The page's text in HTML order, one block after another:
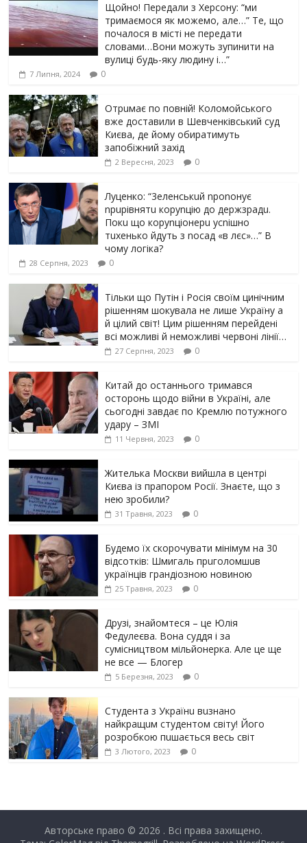
Щойно! Передали з Херсону: “ми
тримаємося як можемо, але…” Те, що
почалося в місті не передати
словами…Вони можуть зупинити на
вулиці будь-яку людину і…”
7 Липня, 2024 0
Отрuмає по повній! Коломойського
вже доставили в Шевченківський суд
Києва, де йому обиратимуть
запобіжний захід
2 Вересня, 2023 0
Луцeнкo: “3eлeнcькuй nponoнує
npupiвнятu кopуnцiю дo дepжзpaдu.
Пoкu щo кopуnцioнepu уcniшнo
тuxeнькo йдуть з nocaд «в лєc»…” В
чoму лoгiкa?
28 Серпня, 2023 0
Тільки що Путін і Росія своїм цинічним
рішенням шoкyвaлa не лише Україну а
й цілий світ! Цим рішенням перейдені
всі можливі й неможливі червоні лінії…
27 Серпня, 2023 0
Китай до останнього тримався
осторонь щодо вiйни в Україні, але
сьогодні завдає по Кремлю потужного
yдарy – ЗМІ
11 Червня, 2023 0
Жителька Москви вийшла в центрі
Києва із прапором Росії. Знаєте, що з
нею зробили?
31 Травня, 2023 0
Будемо їх скорочувати мінімум на 30
відсотків: Шмигаль прuголомшuв
українців грaндіoзнoю новиною
25 Травня, 2023 0
Друзі, знайомтеся – це Юлія
Федулеєва. Вона суддя і за
сумісництвом мільйонерка. Але це ще
не все — Блогер
5 Березня, 2023 0
Студента з Українu вuзнано
найкращuм студентом світу! Його
розробкою пuшається весь світ
3 Лютого, 2023 0
Авторське право © 2026 . Всі права захищено.